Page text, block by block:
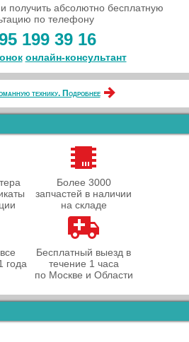
получить абсолютно бесплатную
по телефону
199 39 16
онлайн‑консультант
технику. Подробнее
Более 3000
запчастей в наличии
на складе
года
Бесплатный выезд в
течение 1 часа
по Москве и Области